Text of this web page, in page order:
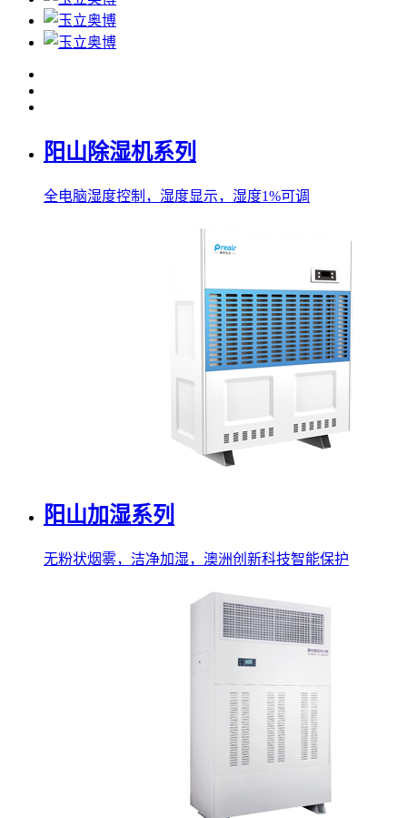
阳山除湿机系列
全电脑湿度控制，湿度显示，湿度1%可调
阳山加湿系列
无粉状烟雾，洁净加湿，澳洲创新科技智能保护